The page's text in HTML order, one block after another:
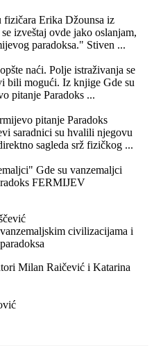
fizičara Erika Džounsa iz
izveštaj ovde jako oslanjam,
paradoksa." Stiven ...
naći. Polje istraživanja se
bili mogući. Iz knjige Gde su
pitanje Paradoks ...
pitanje Paradoks
saradnici su hvalili njegovu
sagleda srž fizičkog ...
Gde su vanzemaljci
FERMIJEV
civilizacijama i
Milan Raičević i Katarina